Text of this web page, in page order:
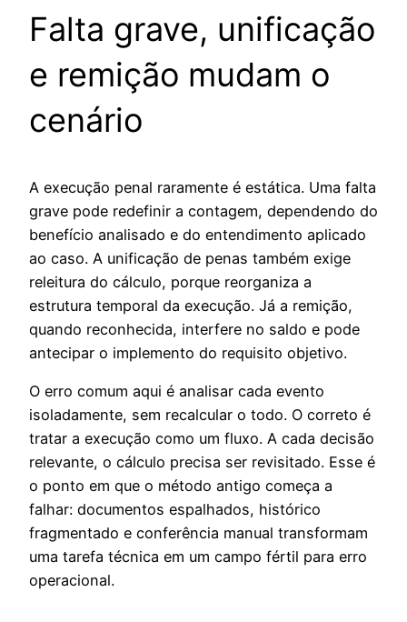
Falta grave, unificação
e remição mudam o
cenário
A execução penal raramente é estática. Uma falta
grave pode redefinir a contagem, dependendo do
benefício analisado e do entendimento aplicado
ao caso. A unificação de penas também exige
releitura do cálculo, porque reorganiza a
estrutura temporal da execução. Já a remição,
quando reconhecida, interfere no saldo e pode
antecipar o implemento do requisito objetivo.
O erro comum aqui é analisar cada evento
isoladamente, sem recalcular o todo. O correto é
tratar a execução como um fluxo. A cada decisão
relevante, o cálculo precisa ser revisitado. Esse é
o ponto em que o método antigo começa a
falhar: documentos espalhados, histórico
fragmentado e conferência manual transformam
uma tarefa técnica em um campo fértil para erro
operacional.